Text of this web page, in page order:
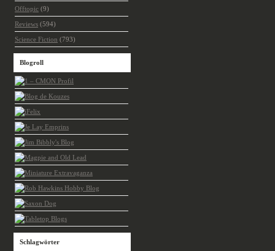
Offtopic (9)
Reviews (594)
Science Fiction (793)
Blogroll
Schlagwörter